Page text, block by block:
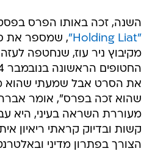
השנה, זכה באותו הפרס
"Holding Liat"
, שמספר את
מקיבוץ ניר עוז, שנחטפה
את הסרט אבל שמעתי שהוא
שהוא זכה בפרס", אומר
מעוררת השראה בעיני, היא
קשות ובדיוק קראתי ריאיון
הצורך בפתרון מדיני